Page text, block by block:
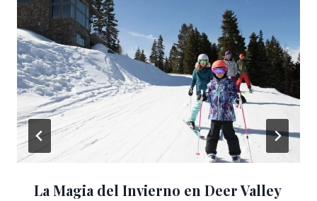
La Magia del Invierno en Deer Valley